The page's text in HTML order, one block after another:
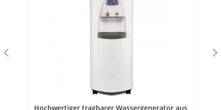
Hochwertiger tragbarer Wassergenerator aus